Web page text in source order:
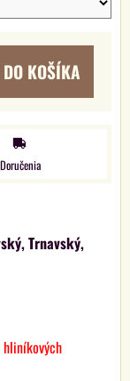
DO KOŠÍKA
Doručenia
Trnavský,